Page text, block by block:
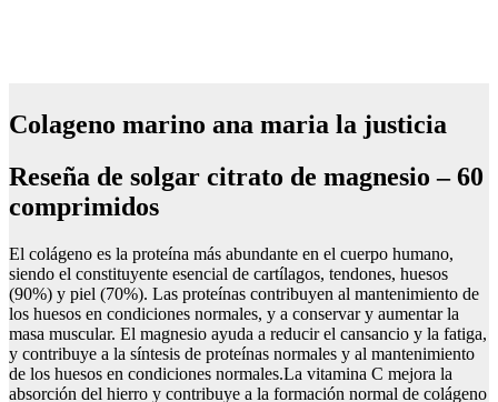
Colageno marino ana maria la justicia
Reseña de solgar citrato de magnesio – 60
comprimidos
El colágeno es la proteína más abundante en el cuerpo humano,
siendo el constituyente esencial de cartílagos, tendones, huesos
(90%) y piel (70%). Las proteínas contribuyen al mantenimiento de
los huesos en condiciones normales, y a conservar y aumentar la
masa muscular. El magnesio ayuda a reducir el cansancio y la fatiga,
y contribuye a la síntesis de proteínas normales y al mantenimiento
de los huesos en condiciones normales.La vitamina C mejora la
absorción del hierro y contribuye a la formación normal de colágeno